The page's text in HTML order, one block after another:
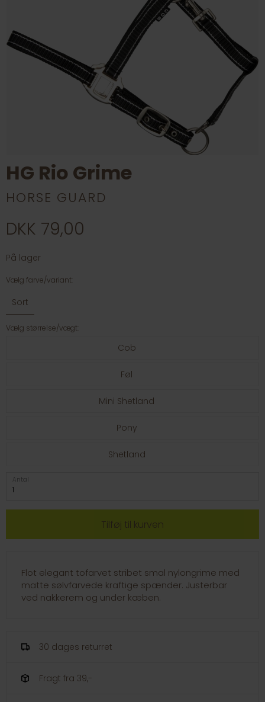
HG Rio Grime
HORSE GUARD
DKK 79,00
På lager
Vælg farve/variant:
Sort
Vælg størrelse/vægt:
Cob
Føl
Mini Shetland
Pony
Shetland
Antal
Flot elegant tofarvet stribet smal nylongrime med
matte sølvfarvede kraftige spænder. Justerbar
ved nakkerem og under kæben.
30 dages returret
Fragt fra 39,-